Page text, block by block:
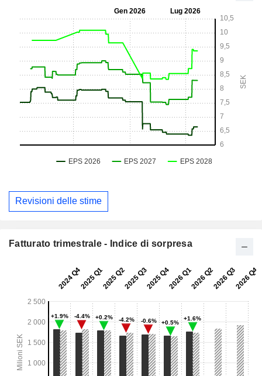
Revisioni delle stime
Fatturato trimestrale - Indice di sorpresa